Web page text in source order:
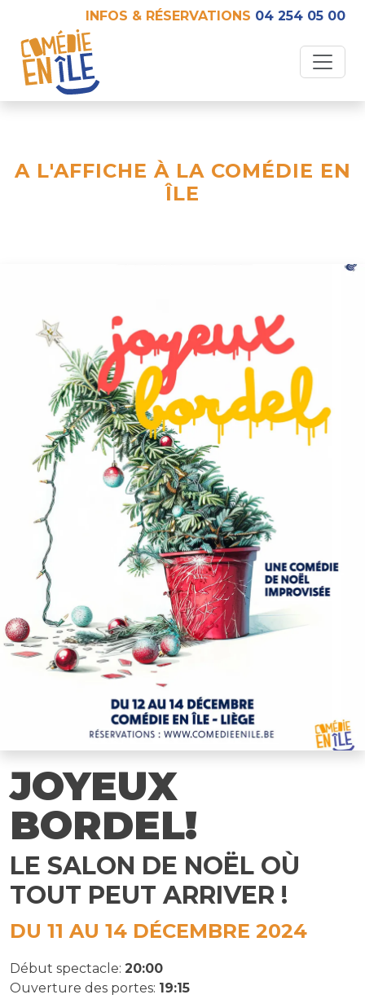
INFOS & RÉSERVATIONS 04 254 05 00
A L'AFFICHE À LA COMÉDIE EN
ÎLE
JOYEUX
BORDEL!
LE SALON DE NOËL OÙ
TOUT PEUT ARRIVER !
DU 11 AU 14 DÉCEMBRE 2024
Début spectacle: 20:00
Ouverture des portes: 19:15